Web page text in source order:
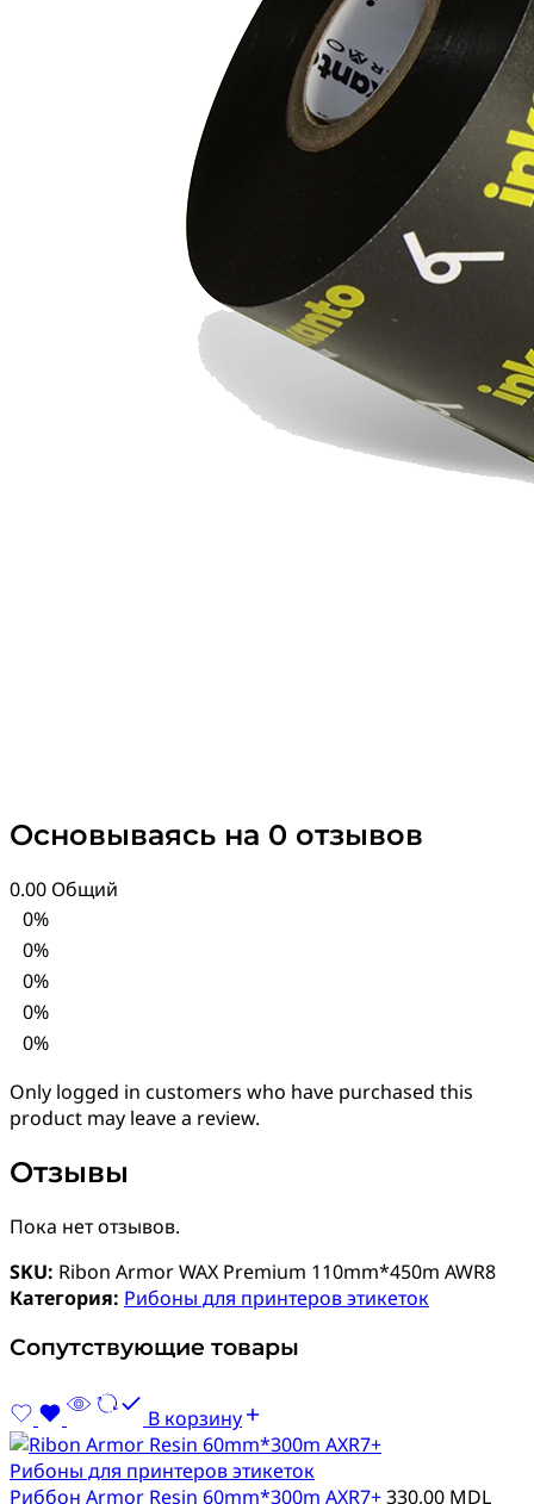
Основываясь на 0 отзывов
0.00 Общий
0%
0%
0%
0%
0%
Only logged in customers who have purchased this
product may leave a review.
Отзывы
Пока нет отзывов.
SKU: Ribon Armor WAX Premium 110mm*450m AWR8
Категория: Рибоны для принтеров этикеток
Сопутствующие товары
В корзину
Рибоны для принтеров этикеток
Риббон Armor Resin 60mm*300m AXR7+330,00 MDL